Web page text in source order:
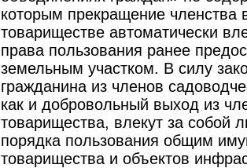
которым прекращение членства
товариществе автоматически
права пользования ранее
земельным участком. В силу
гражданина из членов
как и добровольный выход из
товарищества, влекут за собой
порядка пользования общим
товарищества и объектов